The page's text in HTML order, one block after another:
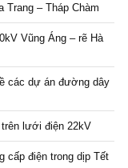
Trang – Tháp Chàm
Vũng Áng – rẽ Hà
các dự án đường dây
lưới điện 22kV
cấp điện trong dịp Tết